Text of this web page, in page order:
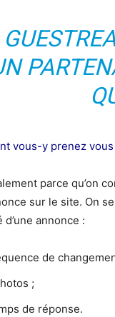
vous-y prenez
parce qu’on
sur le site. On
annonce :
de
;
de réponse.